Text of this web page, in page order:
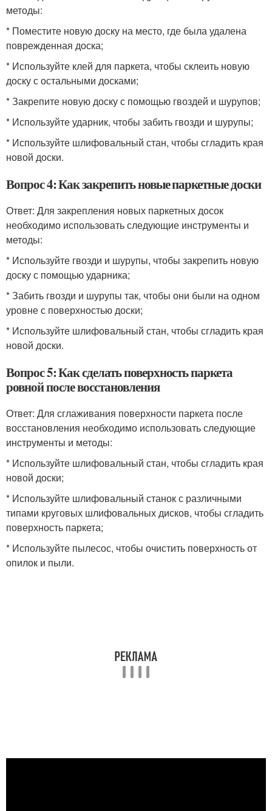
методы:
* Поместите новую доску на место, где была удалена
поврежденная доска;
* Используйте клей для паркета, чтобы склеить новую
доску с остальными досками;
* Закрепите новую доску с помощью гвоздей и шурупов;
* Используйте ударник, чтобы забить гвозди и шурупы;
* Используйте шлифовальный стан, чтобы сгладить края
новой доски.
Вопрос 4: Как закрепить новые паркетные доски
Ответ: Для закрепления новых паркетных досок
необходимо использовать следующие инструменты и
методы:
* Используйте гвозди и шурупы, чтобы закрепить новую
доску с помощью ударника;
* Забить гвозди и шурупы так, чтобы они были на одном
уровне с поверхностью доски;
* Используйте шлифовальный стан, чтобы сгладить края
новой доски.
Вопрос 5: Как сделать поверхность паркета
ровной после восстановления
Ответ: Для сглаживания поверхности паркета после
восстановления необходимо использовать следующие
инструменты и методы:
* Используйте шлифовальный стан, чтобы сгладить края
новой доски;
* Используйте шлифовальный станок с различными
типами круговых шлифовальных дисков, чтобы сгладить
поверхность паркета;
* Используйте пылесос, чтобы очистить поверхность от
опилок и пыли.